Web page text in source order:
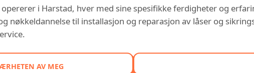
i Harstad, hver med sine spesifikke ferdigheter og
nøkkeldannelse til installasjon og reparasjon av låser og
AV MEG